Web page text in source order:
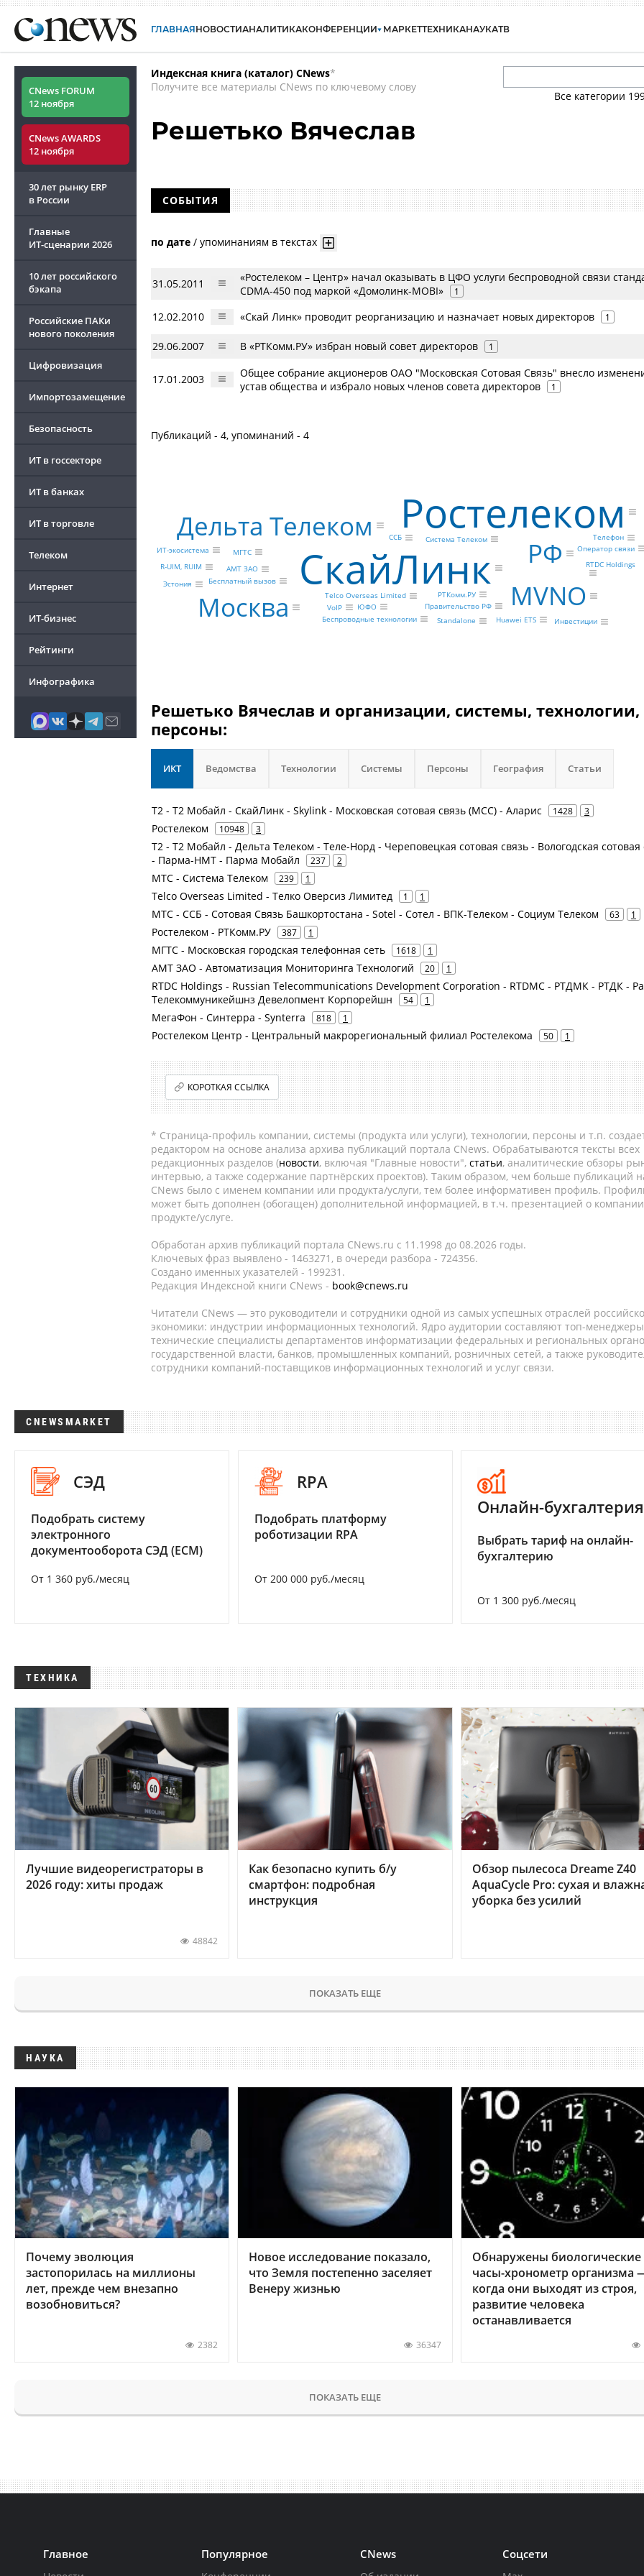
ГЛАВНАЯНОВОСТИАНАЛИТИКАКОНФЕРЕНЦИИ МАРКЕТТЕХНИКАНАУКАТВ
CNews FORUM
12 ноября
CNews AWARDS
12 ноября
30 лет рынку ERP
в России
Главные
ИТ-сценарии 2026
10 лет российского
бэкапа
Российские ПАКи
нового поколения
Цифровизация
Импортозамещение
Безопасность
ИТ в госсекторе
ИТ в банках
ИТ в торговле
Телеком
Интернет
ИТ-бизнес
Рейтинги
Инфографика
Индексная книга (каталог) CNews*
Получите все материалы CNews по ключевому слову
Все категории
Решетько Вячеслав
СОБЫТИЯ
по дате / упоминаниям в текстах
31.05.2011
«Ростелеком – Центр» начал оказывать в ЦФО услуги беспроводной связи
CDMA-450 под маркой «Домолинк-MOBI»
1
12.02.2010 «Скай Линк» проводит реорганизацию и назначает новых директоров 1
29.06.2007 В «РТКомм.РУ» избран новый совет директоров 1
17.01.2003
Общее собрание акционеров ОАО "Московская Сотовая Связь" внесло
устав общества и избрало новых членов совета директоров
1
Публикаций - 4, упоминаний - 4
СкайЛинк
Ростелеком
Дельта Телеком
MVNO
РФ
Москва
Система Телеком
Telсo Overseas Limited
ССБ
РТКомм.РУ
МГТС
АМТ ЗАО
RTDC Holdings
Правительство РФ
Оператор связи
Бесплатный вызов
Телефон
Беспроводные технологии
VoIP
ИТ-экосистема
R-UIM, RUIM
Standalone Huawei ETS
ЮФО
Эстония
Инвестиции
Решетько Вячеслав и организации, системы, технологии,
персоны:
ИКТ Ведомства Технологии Системы Персоны География Статьи
Т2 - Т2 Мобайл - СкайЛинк - Skylink - Московская сотовая связь (МСС) - Аларис 1428 3
Ростелеком 10948 3
Т2 - Т2 Мобайл - Дельта Телеком - Теле-Норд - Череповецкая сотовая связь - Вологодская сотовая
- Парма-НМТ - Парма Мобайл
237 2
МТС - Система Телеком 239 1
Telсo Overseas Limited - Телко Оверсиз Лимитед 1 1
МТС - ССБ - Сотовая Связь Башкортостана - Sotel - Сотел - ВПК-Телеком - Социум Телеком 63 1
Ростелеком - РТКомм.РУ 387 1
МГТС - Московская городская телефонная сеть 1618 1
АМТ ЗАО - Автоматизация Мониторинга Технологий 20 1
RTDC Holdings - Russian Telecommunications Development Corporation - RTDMC - РТДМК - РТДК -
Телекоммуникейшнз Девелопмент Корпорейшн
54 1
МегаФон - Синтерра - Synterra 818 1
Ростелеком Центр - Центральный макрорегиональный филиал Ростелекома 50 1
КОРОТКАЯ ССЫЛКА
* Страница-профиль компании, системы (продукта или услуги), технологии, персоны и т.п.
редактором на основе анализа архива публикаций портала CNews. Обрабатываются тексты всех
редакционных разделов (новости, включая "Главные новости", статьи, аналитические обзоры
интервью, а также содержание партнёрских проектов). Таким образом, чем больше публикаций
CNews было с именем компании или продукта/услуги, тем более информативен профиль.
может быть дополнен (обогащен) дополнительной информацией, в т.ч. презентацией о
продукте/услуге.
Обработан архив публикаций портала CNews.ru c 11.1998 до 08.2026 годы.
Ключевых фраз выявлено - 1463271, в очереди разбора - 724356.
Создано именных указателей - 199231.
Редакция Индексной книги CNews - book@cnews.ru
Читатели CNews — это руководители и сотрудники одной из самых успешных отраслей
экономики: индустрии информационных технологий. Ядро аудитории составляют топ-
технические специалисты департаментов информатизации федеральных и региональных
государственной власти, банков, промышленных компаний, розничных сетей, а также
сотрудники компаний-поставщиков информационных технологий и услуг связи.
CNEWSMARKET
СЭД
Подобрать систему
электронного
документооборота СЭД (ECM)
От 1 360 руб./месяц
RPA
Подобрать платформу
роботизации RPA
От 200 000 руб./месяц
Онлайн-бухгалтерия
Выбрать тариф на онлайн-
бухгалтерию
От 1 300 руб./месяц
ТЕХНИКА
Лучшие видеорегистраторы в
2026 году: хиты продаж
48842
Как безопасно купить б/у
смартфон: подробная
инструкция
Обзор пылесоса Dreame Z40
AquaCycle Pro: сухая и
уборка без усилий
ПОКАЗАТЬ ЕЩЕ
НАУКА
Почему эволюция
застопорилась на миллионы
лет, прежде чем внезапно
возобновиться?
2382
Новое исследование показало,
что Земля постепенно заселяет
Венеру жизнью
36347
Обнаружены биологические
часы-хронометр организма
когда они выходят из строя,
развитие человека
останавливается
ПОКАЗАТЬ ЕЩЕ
Главное Популярное CNews Соцсети